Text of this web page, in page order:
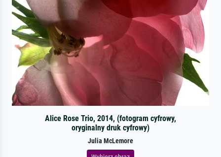
Alice Rose Trio, 2014, (fotogram cyfrowy,
oryginalny druk cyfrowy)
Julia McLemore